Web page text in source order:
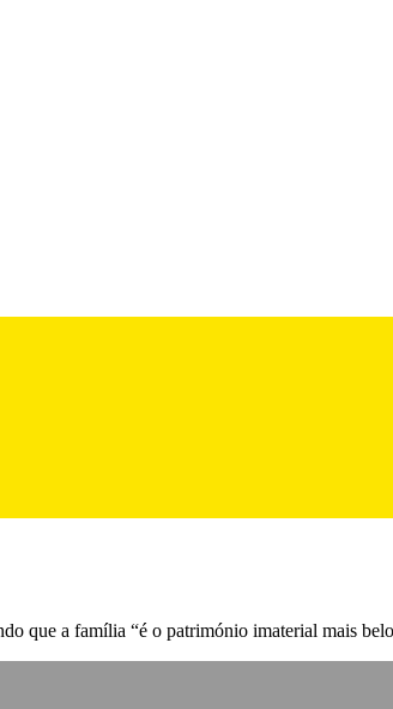
que a família “é o património imaterial mais